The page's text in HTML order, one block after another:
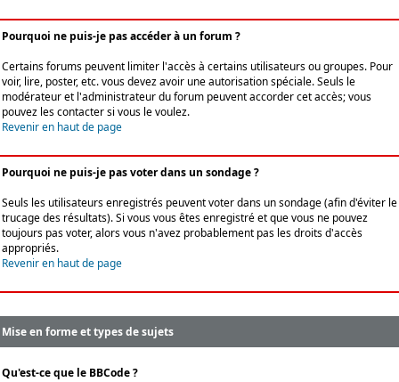
Pourquoi ne puis-je pas accéder à un forum ?
Certains forums peuvent limiter l'accès à certains utilisateurs ou groupes. Pour
voir, lire, poster, etc. vous devez avoir une autorisation spéciale. Seuls le
modérateur et l'administrateur du forum peuvent accorder cet accès; vous
pouvez les contacter si vous le voulez.
Revenir en haut de page
Pourquoi ne puis-je pas voter dans un sondage ?
Seuls les utilisateurs enregistrés peuvent voter dans un sondage (afin d'éviter le
trucage des résultats). Si vous vous êtes enregistré et que vous ne pouvez
toujours pas voter, alors vous n'avez probablement pas les droits d'accès
appropriés.
Revenir en haut de page
Mise en forme et types de sujets
Qu'est-ce que le BBCode ?